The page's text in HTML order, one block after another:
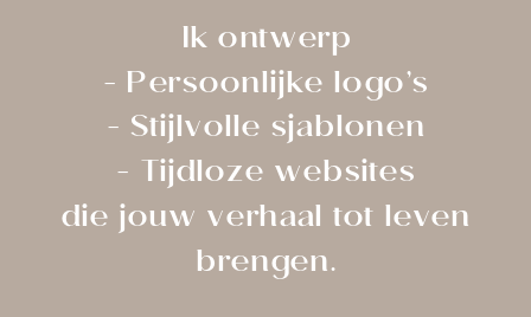
Ik ontwerp
- Persoonlijke logo’s
- Stijlvolle sjablonen
- Tijdloze websites
die jouw verhaal tot leven
brengen.